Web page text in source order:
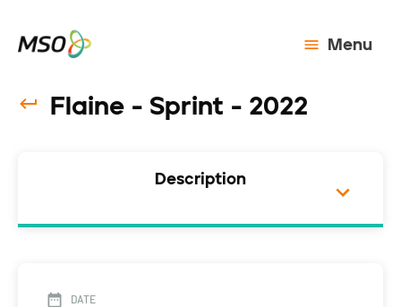
Menu
Flaine - Sprint - 2022
Description
DATE